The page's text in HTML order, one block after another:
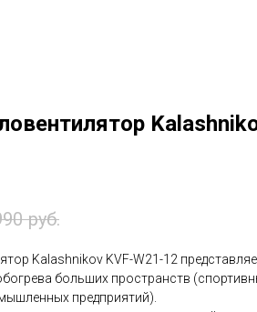
руб.
Kalashnikov KVF-W21-12
больших пространств
предприятий).